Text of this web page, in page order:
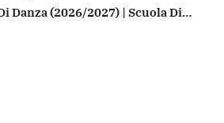
Danza (2026/2027) | Scuola Di